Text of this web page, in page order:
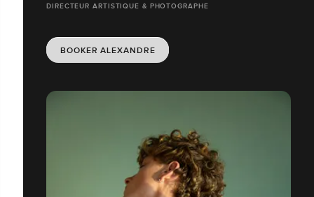
DIRECTEUR ARTISTIQUE & PHOTOGRAPHE
BOOKER ALEXANDRE